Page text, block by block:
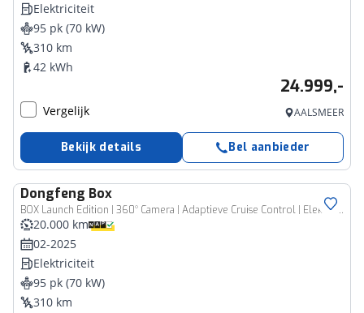
Elektriciteit
95 pk (70 kW)
310 km
42 kWh
24.999,-
Vergelijk AALSMEER
Bekijk details Bel aanbieder
Dongfeng Box
BOX Launch Edition | 360° Camera | Adaptieve Cruise Control | Elektrisch Verstelbare Bestuurdersstoel + Geheugen | Stoelverwarming Bestuurder | Stoelventilatie Bestuurder | Apple Carplay | Android Auto | Sfeerverlichting | Elektrisch Inklapbare Buitenspiegels
20.000 km
02-2025
Elektriciteit
95 pk (70 kW)
310 km